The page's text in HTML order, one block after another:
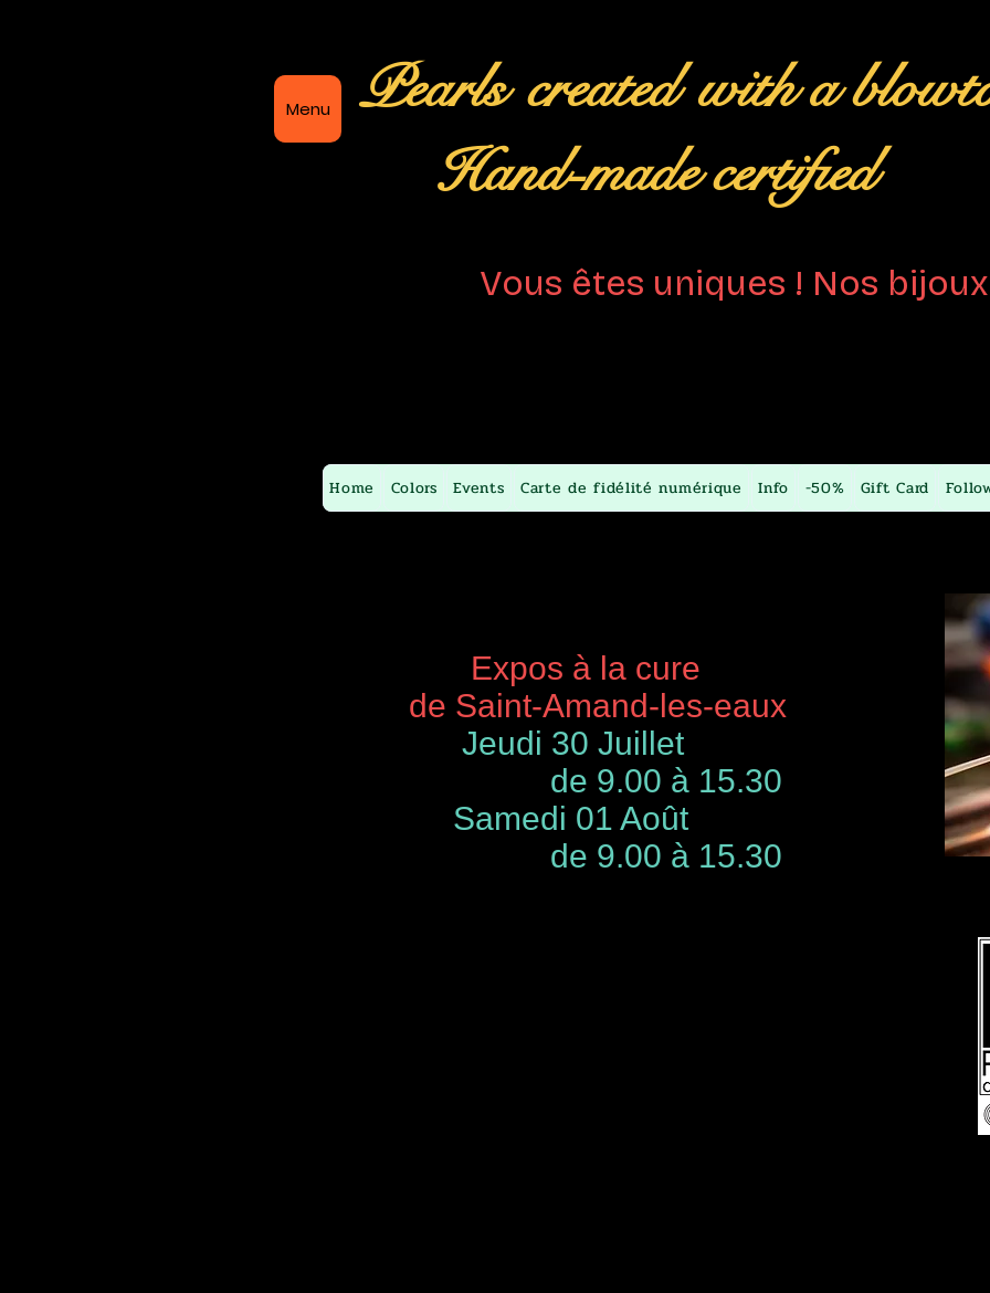
Menu Pearls created with a
Hand-made certified
Vous êtes uniques ! Nos
Home Colors Events Carte de fidélité numérique Info -50% Gift Card
Expos à la cure
de Saint-Amand-les-eaux
Jeudi 30 Juillet
de 9.00 à 15.30
Samedi 01 Août
de 9.00 à 15.30